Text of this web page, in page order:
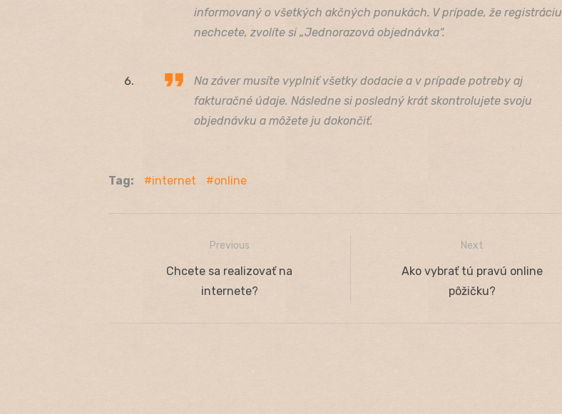
informovaný o všetkých akčných ponukách. V prípade, že registráciu
nechcete, zvolíte si „Jednorazová objednávka“.
Na záver musíte vyplniť všetky dodacie a v prípade potreby aj
fakturačné údaje. Následne si posledný krát skontrolujete svoju
objednávku a môžete ju dokončiť.
Tag: internet online
Navigácia
Previous
PreviousChcete sa realizovať na
internete?
Next
NextAko vybrať tú pravú online
pôžičku?